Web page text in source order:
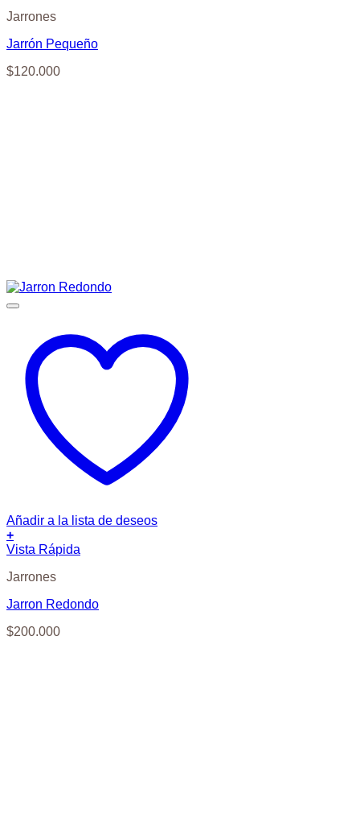
Jarrones
Jarrón Pequeño
$120.000
Añadir a la lista de deseos
+
Vista Rápida
Jarrones
Jarron Redondo
$200.000